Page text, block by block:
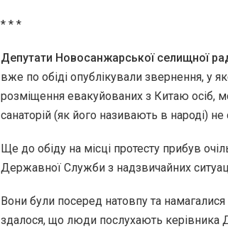
* * *
Депутати Новосанжарської селищної
вже по обіді опублікували звернення, у
розміщення евакуйованих з Китаю осіб,
санаторій (як його називають в народі)
Ще до обіду на місці протесту прибув
Державної Служби з надзвичайних
Вони були посеред натовпу та
здалося, що люди послухають керівника